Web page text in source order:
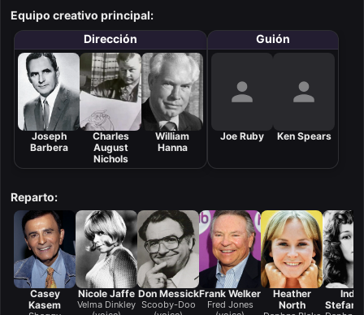
Equipo creativo principal:
Dirección
Joseph
Barbera
Charles
August
Nichols
William
Hanna
Guión
Joe Ruby Ken Spears
Reparto:
Casey
Kasem
Nicole Jaffe
Velma Dinkley
Don Messick
Scooby-Doo
Frank Welker
Fred Jones
Heather
North